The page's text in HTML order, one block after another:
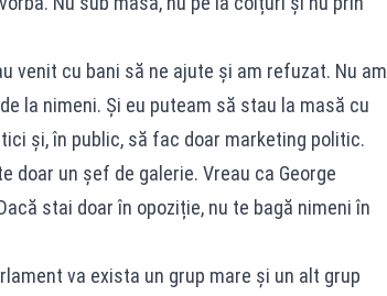
venit cu bani să ne ajute și am refuzat. Nu am
la nimeni. Și eu puteam să stau la masă cu
și, în public, să fac doar marketing politic.
doar un șef de galerie. Vreau ca George
stai doar în opoziție, nu te bagă nimeni în
va exista un grup mare și un alt grup